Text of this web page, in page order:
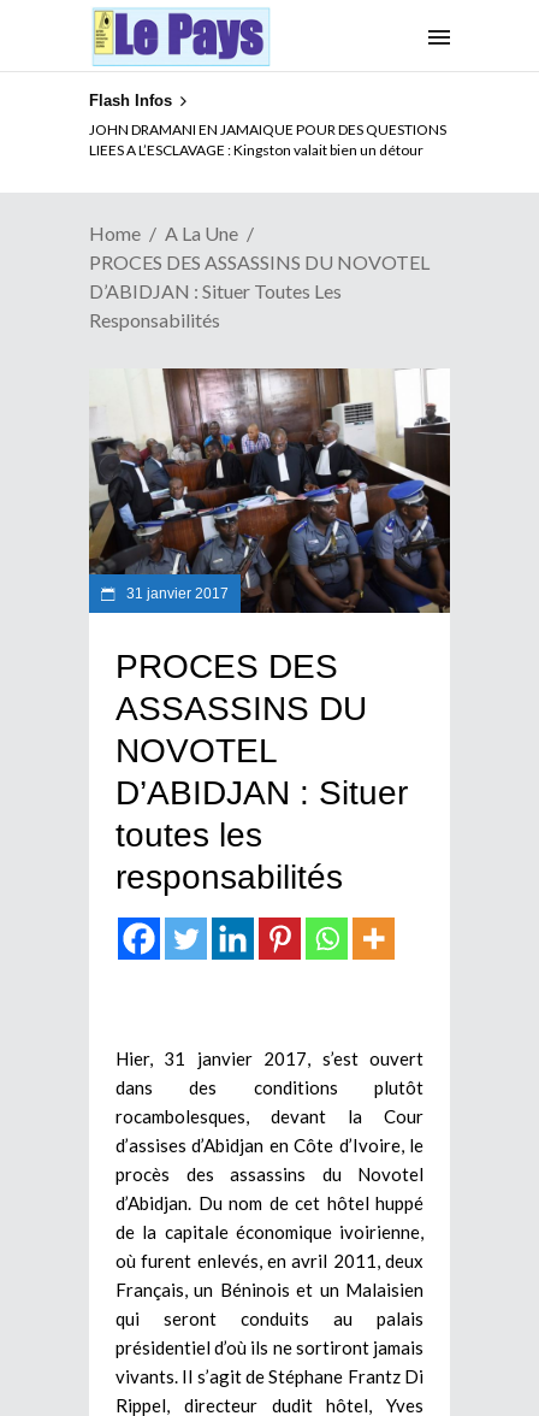
Flash Infos
JOHN DRAMANI EN JAMAIQUE POUR DES QUESTIONS
LIEES A L’ESCLAVAGE : Kingston valait bien un détour
ELECTION DE TALON A LA TETE DU SENAT BENINOIS :
Quand Patrice quitte le pouvoir sans partir !
Home
A La Une
PROCES DES ASSASSINS DU NOVOTEL
D’ABIDJAN : Situer Toutes Les
Responsabilités
31 janvier 2017
PROCES DES
ASSASSINS DU
NOVOTEL
D’ABIDJAN : Situer
toutes les
responsabilités
Hier, 31 janvier 2017, s’est ouvert
dans des conditions plutôt
rocambolesques, devant la Cour
d’assises d’Abidjan en Côte d’Ivoire, le
procès des assassins du Novotel
d’Abidjan. Du nom de cet hôtel huppé
de la capitale économique ivoirienne,
où furent enlevés, en avril 2011, deux
Français, un Béninois et un Malaisien
qui seront conduits au palais
présidentiel d’où ils ne sortiront jamais
vivants. Il s’agit de Stéphane Frantz Di
Rippel, directeur dudit hôtel, Yves